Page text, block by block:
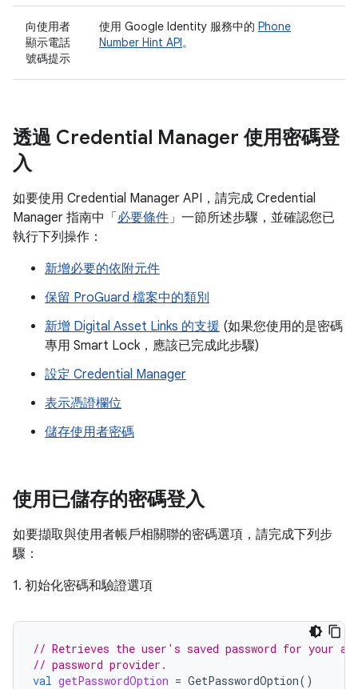
向使用者
顯示電話
號碼提示
使用 Google Identity 服務中的 Phone
Number Hint API。
透過 Credential Manager 使用密碼登
入
如要使用 Credential Manager API，請完成 Credential
Manager 指南中「 必要條件」一節所述步驟，並確認您已
執行下列操作：
新增必要的依附元件
保留 ProGuard 檔案中的類別
新增 Digital Asset Links 的支援 (如果您使用的是密碼
專用 Smart Lock，應該已完成此步驟)
設定 Credential Manager
表示憑證欄位
儲存使用者密碼
使用已儲存的密碼登入
如要擷取與使用者帳戶相關聯的密碼選項，請完成下列步
驟：
1. 初始化密碼和驗證選項
// Retrieves the user's saved password for your
// password provider.
val getPasswordOption = GetPasswordOption()